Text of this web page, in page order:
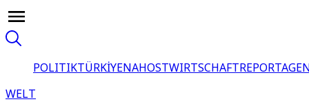
POLITIKTÜRKİYENAHOSTWIRTSCHAFT
WELT